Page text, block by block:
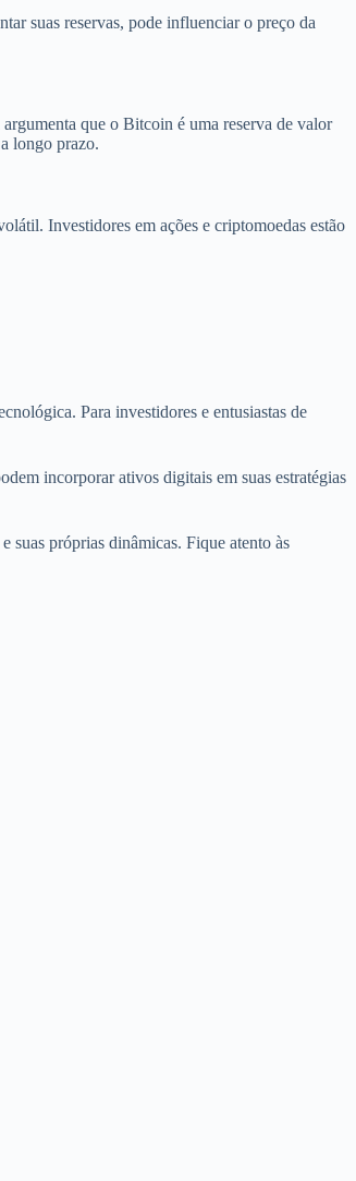
suas reservas, pode influenciar o preço da
que o Bitcoin é uma reserva de valor
longo prazo.
Investidores em ações e criptomoedas estão
Para investidores e entusiastas de
incorporar ativos digitais em suas estratégias
suas próprias dinâmicas. Fique atento às